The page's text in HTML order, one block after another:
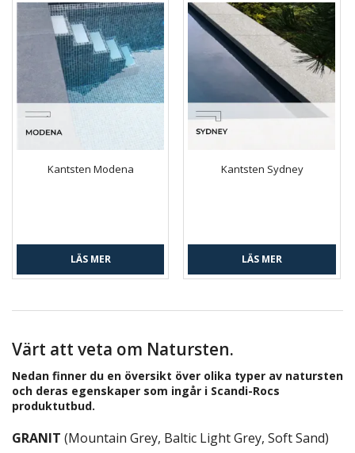
Kantsten Modena
LÄS MER
Kantsten Sydney
LÄS MER
Värt att veta om Natursten.
Nedan finner du en översikt över olika typer av natursten
och deras egenskaper som ingår i Scandi-Rocs
produktutbud.
GRANIT (Mountain Grey, Baltic Light Grey, Soft Sand)